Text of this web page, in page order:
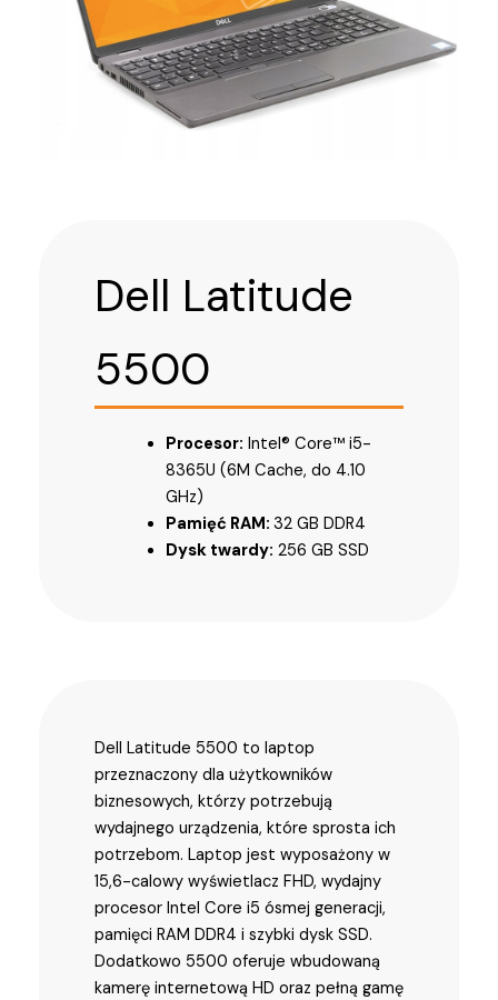
Dell Latitude
5500
Procesor: Intel® Core™ i5-
8365U (6M Cache, do 4.10
GHz)
Pamięć RAM: 32 GB DDR4
Dysk twardy: 256 GB SSD
Dell Latitude 5500 to laptop
przeznaczony dla użytkowników
biznesowych, którzy potrzebują
wydajnego urządzenia, które sprosta ich
potrzebom. Laptop jest wyposażony w
15,6-calowy wyświetlacz FHD, wydajny
procesor Intel Core i5 ósmej generacji,
pamięci RAM DDR4 i szybki dysk SSD.
Dodatkowo 5500 oferuje wbudowaną
kamerę internetową HD oraz pełną gamę